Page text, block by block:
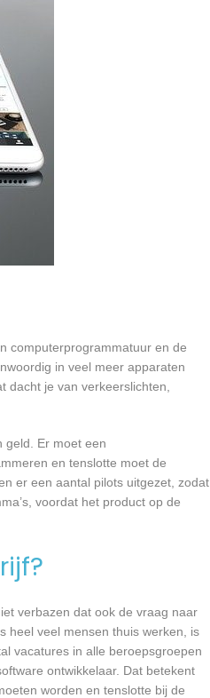
computerprogrammatuur en de
in veel meer apparaten
dacht je van verkeerslichten,
geld. Er moet een
en tenslotte moet de
er een aantal pilots uitgezet, zodat
voordat het product op de
verbazen dat ook de vraag naar
heel veel mensen thuis werken, is
vacatures in alle beroepsgroepen
ontwikkelaar. Dat betekent
worden en tenslotte bij de